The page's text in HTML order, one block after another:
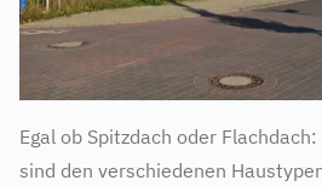
Egal ob Spitzdach oder
sind den verschiedenen